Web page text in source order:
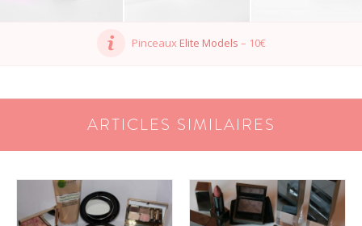
Pinceaux Elite Models – 10€
ARTICLES SIMILAIRES